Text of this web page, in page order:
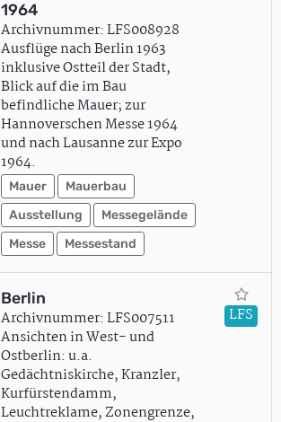
1964
Archivnummer: LFS008928
Ausflüge nach Berlin 1963
inklusive Ostteil der Stadt,
Blick auf die im Bau
befindliche Mauer; zur
Hannoverschen Messe 1964
und nach Lausanne zur Expo
1964.
Mauer
Mauerbau
Ausstellung
Messegelände
Messe
Messestand
Berlin
Archivnummer: LFS007511
Ansichten in West- und
Ostberlin: u.a.
Gedächtniskirche, Kranzler,
Kurfürstendamm,
Leuchtreklame, Zonengrenze,
LFS